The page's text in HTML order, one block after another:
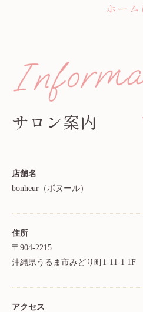
ホーム
サロン案内
店舗名
bonheur（ボヌール）
住所
〒904-2215
沖縄県うるま市みどり町1-11-1 1F
アクセス